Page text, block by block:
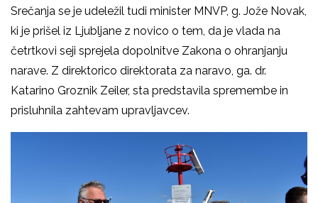
Srečanja se je udeležil tudi minister MNVP, g. Jože Novak,
ki je prišel iz Ljubljane z novico o tem, da je vlada na
četrtkovi seji sprejela dopolnitve Zakona o ohranjanju
narave. Z direktorico direktorata za naravo, ga. dr.
Katarino Groznik Zeiler, sta predstavila spremembe in
prisluhnila zahtevam upravljavcev.